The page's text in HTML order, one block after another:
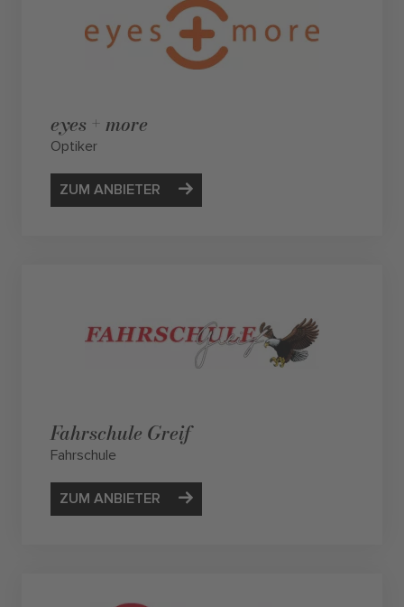
eyes + more
Optiker
ZUM ANBIETER
Fahrschule Greif
Fahrschule
ZUM ANBIETER